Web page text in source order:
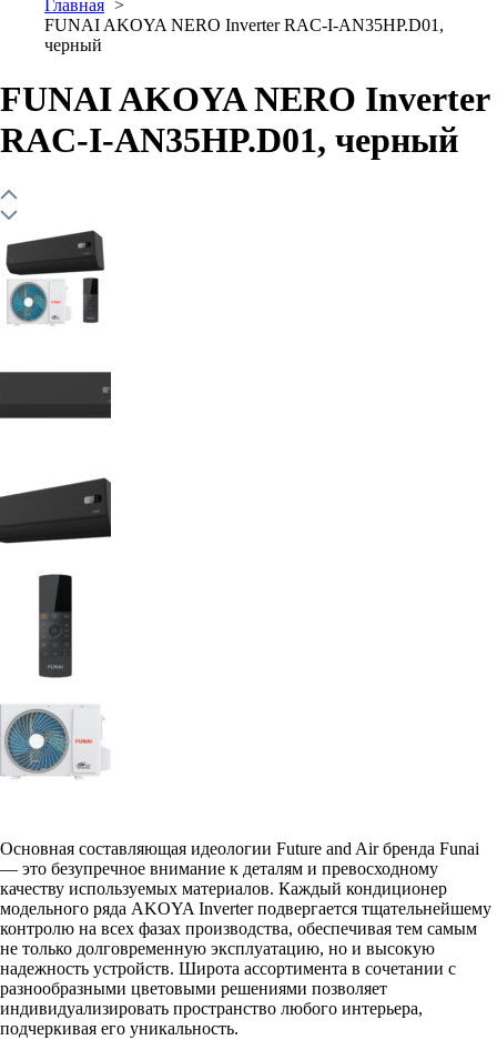
Главная
FUNAI AKOYA NERO Inverter RAC-I-AN35HP.D01,
черный
FUNAI AKOYA NERO Inverter
RAC-I-AN35HP.D01, черный
Основная составляющая идеологии Future and Air бренда Funai
— это безупречное внимание к деталям и превосходному
качеству используемых материалов. Каждый кондиционер
модельного ряда AKOYA Inverter подвергается тщательнейшему
контролю на всех фазах производства, обеспечивая тем самым
не только долговременную эксплуатацию, но и высокую
надежность устройств. Широта ассортимента в сочетании с
разнообразными цветовыми решениями позволяет
индивидуализировать пространство любого интерьера,
подчеркивая его уникальность.